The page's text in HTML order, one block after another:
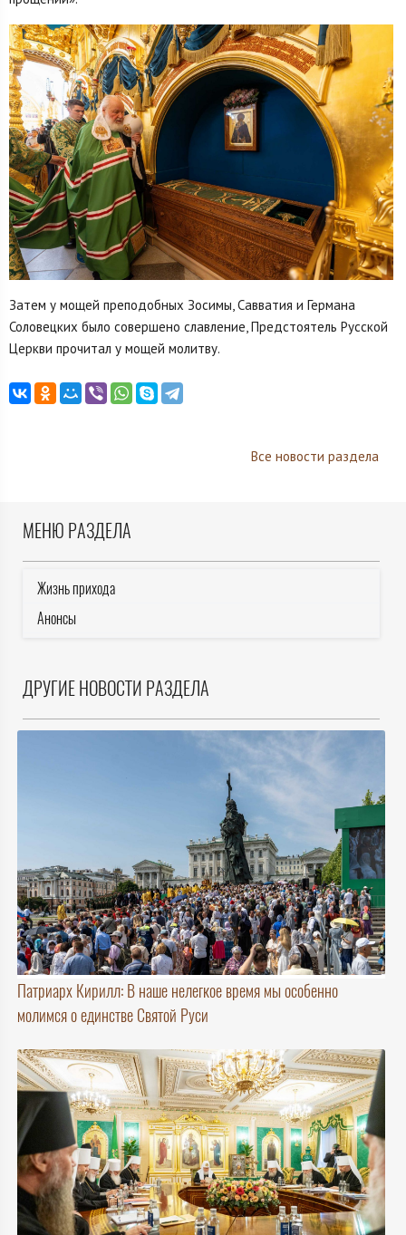
Затем у мощей преподобных Зосимы, Савватия и Германа
Соловецких было совершено славление, Предстоятель Русской
Церкви прочитал у мощей молитву.
Все новости раздела
МЕНЮ РАЗДЕЛА
Жизнь прихода
Анонсы
ДРУГИЕ НОВОСТИ РАЗДЕЛА
Патриарх Кирилл: В наше нелегкое время мы особенно
молимся о единстве Святой Руси